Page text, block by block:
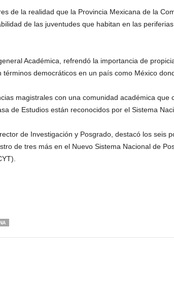
de la realidad que la Provincia Mexicana de la
de las juventudes que habitan en las
Académica, refrendó la importancia de
democráticos en un país como México
magistrales con una comunidad académica
de Estudios están reconocidos por el Sistema
de Investigación y Posgrado, destacó los seis
de tres más en el Nuevo Sistema Nacional de